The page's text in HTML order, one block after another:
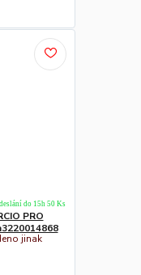
PRO
jinak
do 15h 50 Ks